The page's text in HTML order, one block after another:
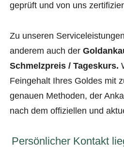
geprüft und von uns
Zu unseren
anderem auch der
Schmelzpreis / Tageskurs.
Feingehalt Ihres Goldes mit
genauen Methoden, der
nach dem offiziellen und
Persönlicher Kontakt